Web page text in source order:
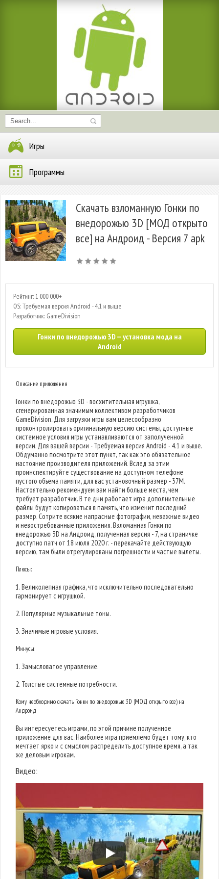
Игры
Программы
Скачать взломанную Гонки по
внедорожью 3D [МОД открыто
все] на Андроид - Версия 7 apk
Рейтинг: 1 000 000+
OS: Требуемая версия Android - 4.1 и выше
Разработчик: GameDivision
Гонки по внедорожью 3D — установка мода на
Android
Описание приложения
Гонки по внедорожью 3D - восхитительная игрушка,
сгенерированная значимым коллективом разработчиков
GameDivision. Для загрузки игры вам целесообразно
проконтролировать оригинальную версию системы, доступные
системное условия игры устанавливаются от заполученной
версии. Для вашей версии - Требуемая версия Android - 4.1 и выше.
Обдуманно посмотрите этот пункт, так как это обязательное
настояние производителя приложений. Вслед за этим
проинспектируйте существование на доступном телефоне
пустого объема памяти, для вас установочный размер - 37M.
Настоятельно рекомендуем вам найти больше места, чем
требует разработчик. В те дни работает игра дополнительные
файлы будут копироваться в память, что изменит последний
размер. Сотрите всякие напрасные фотографии, неважные видео
и невостребованные приложения. Взломанная Гонки по
внедорожью 3D на Андроид, полученная версия - 7, на страничке
доступно патч от 18 июля 2020 г. - перекачайте действующую
версию, там были отрегулированы погрешности и частые вылеты.
Плюсы:
1. Великолепная графика, что исключительно последовательно
гармонирует с игрушкой.
2. Популярные музыкальные тоны.
3. Значимые игровые условия.
Минусы:
1. Замысловатое управление.
2. Толстые системные потребности.
Кому необходимо скачать Гонки по внедорожью 3D (МОД открыто все) на
Андроид
Вы интересуетесь играми, по этой причине полученное
приложение для вас. Наиболее игра приемлемо будет тому, кто
мечтает ярко и с смыслом распределить доступное время, а так
же деловым игрокам.
Видео: